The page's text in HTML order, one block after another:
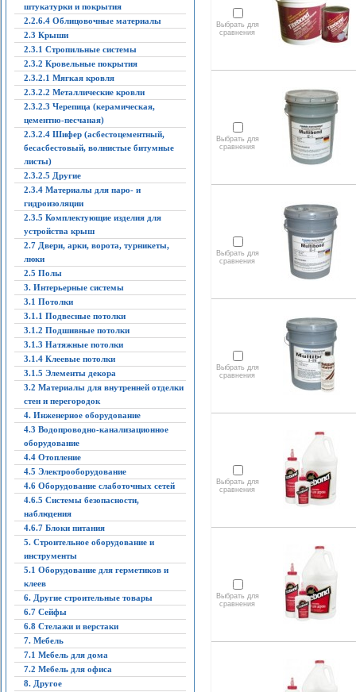
штукатурки и покрытия
2.2.6.4 Облицовочные материалы
2.3 Крыши
2.3.1 Стропильные системы
2.3.2 Кровельные покрытия
2.3.2.1 Мягкая кровля
2.3.2.2 Металлические кровли
2.3.2.3 Черепица (керамическая,
цементно-песчаная)
2.3.2.4 Шифер (асбестоцементный,
бесасбестовый, волнистые битумные
листы)
2.3.2.5 Другие
2.3.4 Материалы для паро- и
гидроизоляции
2.3.5 Комплектующие изделия для
устройства крыш
2.7 Двери, арки, ворота, турникеты,
люки
2.5 Полы
3. Интерьерные системы
3.1 Потолки
3.1.1 Подвесные потолки
3.1.2 Подшивные потолки
3.1.3 Натяжные потолки
3.1.4 Клеевые потолки
3.1.5 Элементы декора
3.2 Материалы для внутренней отделки
стен и перегородок
4. Инженерное оборудование
4.3 Водопроводно-канализационное
оборудование
4.4 Отопление
4.5 Электрооборудование
4.6 Оборудование слаботочных сетей
4.6.5 Системы безопасности,
наблюдения
4.6.7 Блоки питания
5. Строительное оборудование и
инструменты
5.1 Оборудование для герметиков и
клеев
6. Другие строительные товары
6.7 Сейфы
6.8 Стелажи и верстаки
7. Мебель
7.1 Мебель для дома
7.2 Мебель для офиса
8. Другое
Выбрать для
сравнения
Выбрать для
сравнения
Выбрать для
сравнения
Выбрать для
сравнения
Выбрать для
сравнения
Выбрать для
сравнения